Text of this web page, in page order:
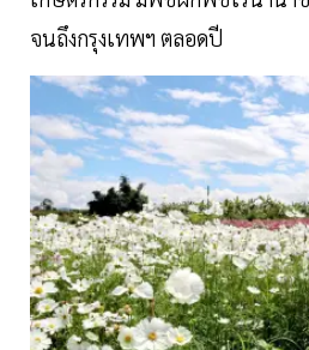
จนถึงกรุงเทพฯ ตลอดปี